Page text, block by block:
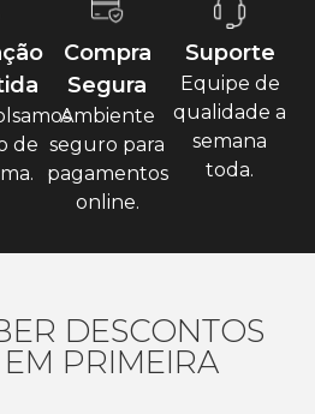
de
Compra
Segura
Ambiente
seguro para
pagamentos
online.
Suporte
Equipe de
qualidade a
semana
toda.
DESCONTOS
EM PRIMEIRA